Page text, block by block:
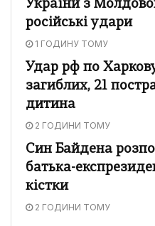
України з
російські удари
1 ГОДИНУ ТОМУ
Удар рф по
загиблих, 21
дитина
2 ГОДИНИ ТОМУ
Син Байдена
батька-
кістки
2 ГОДИНИ ТОМУ